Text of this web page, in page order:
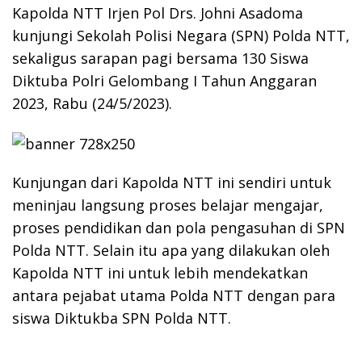
Kapolda NTT Irjen Pol Drs. Johni Asadoma
kunjungi Sekolah Polisi Negara (SPN) Polda NTT,
sekaligus sarapan pagi bersama 130 Siswa
Diktuba Polri Gelombang I Tahun Anggaran
2023, Rabu (24/5/2023).
Kunjungan dari Kapolda NTT ini sendiri untuk
meninjau langsung proses belajar mengajar,
proses pendidikan dan pola pengasuhan di SPN
Polda NTT. Selain itu apa yang dilakukan oleh
Kapolda NTT ini untuk lebih mendekatkan
antara pejabat utama Polda NTT dengan para
siswa Diktukba SPN Polda NTT.